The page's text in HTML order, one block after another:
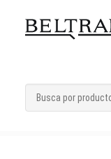
Recambios
Inicio
componentes»